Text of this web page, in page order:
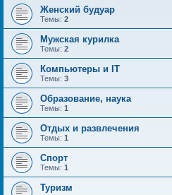
Женский будуар
Темы: 2
Мужская курилка
Темы: 2
Компьютеры и IT
Темы: 3
Образование, наука
Темы: 1
Отдых и развлечения
Темы: 1
Спорт
Темы: 1
Туризм